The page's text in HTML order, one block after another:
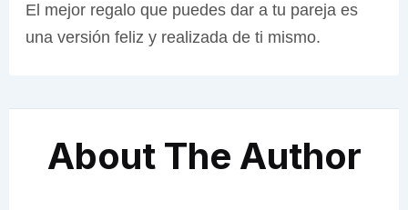
El mejor regalo que puedes dar a tu pareja es
una versión feliz y realizada de ti mismo.
About The Author